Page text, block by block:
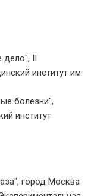
дело", II
институт им.
болезни",
институт
город Москва